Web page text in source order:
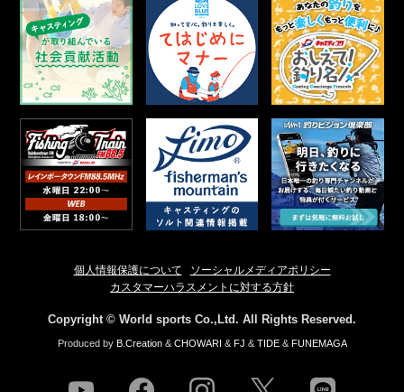
個人情報保護について
ソーシャルメディアポリシー
カスタマーハラスメントに対する方針
Copyright © World sports Co.,Ltd. All Rights Reserved.
Produced by B.Creation& CHOWARI & FJ & TIDE& FUNEMAGA
youtube facebook instagram line